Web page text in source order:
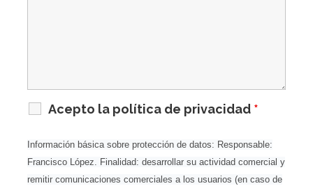
Acepto la política de privacidad *
Información básica sobre protección de datos: Responsable:
Francisco López. Finalidad: desarrollar su actividad comercial y
remitir comunicaciones comerciales a los usuarios (en caso de